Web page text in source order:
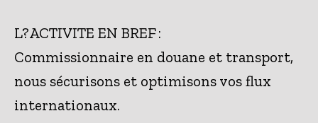
L?ACTIVITE EN BREF :
Commissionnaire en douane et transport,
nous sécurisons et optimisons vos flux
internationaux.